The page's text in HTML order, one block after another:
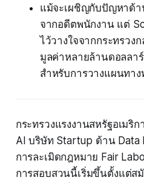
แม้จะเผชิญกับปัญหาด้า
จากอดีตพนักงาน แต่
ไว้วางใจจากกระทรว
มูลค่าหลายล้านดอลลา
สำหรับการวางแผนทาง
กระทรวงแรงงานสหรัฐอเมริ
AI บริษัท Startup ด้าน Data
การละเมิดกฎหมาย Fair
การสอบสวนนี้เริ่มขึ้นตั้งแต่ส